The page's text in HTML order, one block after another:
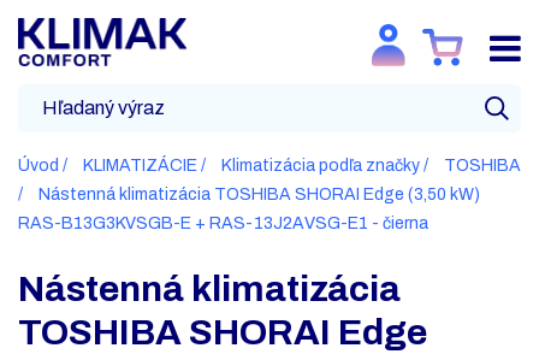
Úvod KLIMATIZÁCIE Klimatizácia podľa značky
TOSHIBA
Nástenná klimatizácia TOSHIBA SHORAI Edge (3,50 kW)
RAS-B13G3KVSGB-E + RAS-13J2AVSG-E1 - čierna
Nástenná klimatizácia
TOSHIBA SHORAI Edge